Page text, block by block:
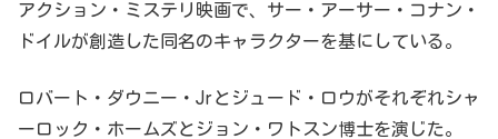
アクション・ミステリ映画で、サー・アーサー・コナン・
ドイルが創造した同名のキャラクターを基にしている。
ロバート・ダウニー・Jrとジュード・ロウがそれぞれシャ
ーロック・ホームズとジョン・ワトスン博士を演じた。